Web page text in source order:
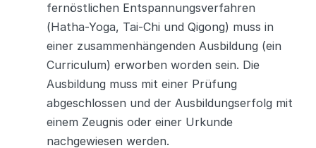
fernöstlichen Entspannungsverfahren
(Hatha-Yoga, Tai-Chi und Qigong) muss in
einer zusammenhängenden Ausbildung (ein
Curriculum) erworben worden sein. Die
Ausbildung muss mit einer Prüfung
abgeschlossen und der Ausbildungserfolg mit
einem Zeugnis oder einer Urkunde
nachgewiesen werden.